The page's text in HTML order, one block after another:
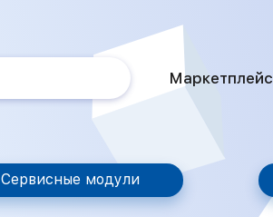
Маркетплейс
Сервисные модули